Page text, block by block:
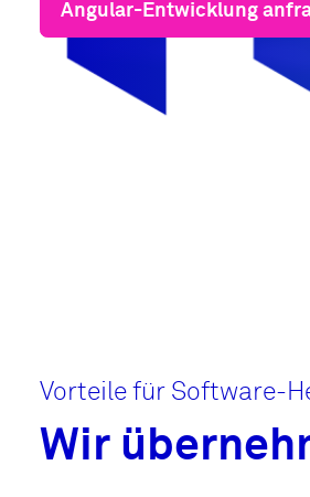
Angular-Entwicklung
Vorteile für Software-
Wir